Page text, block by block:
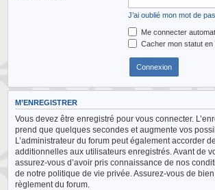
J’ai oublié mon mot de
Me connecter
Cacher mon statut en
M’ENREGISTRER
Vous devez être enregistré pour vous connecter.
prend que quelques secondes et augmente vos
L’administrateur du forum peut également accorder
additionnelles aux utilisateurs enregistrés. Avant de
assurez-vous d’avoir pris connaissance de nos
de notre politique de vie privée. Assurez-vous de
règlement du forum.